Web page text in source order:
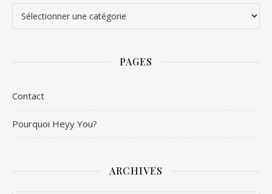
Catégories
PAGES
Contact
Pourquoi Heyy You?
ARCHIVES